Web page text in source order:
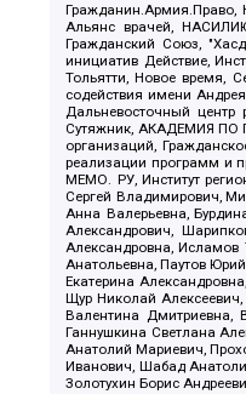
Гражданин.Армия.Право,
Альянс врачей,
Гражданский Союз,
инициатив Действие,
Тольятти, Новое время,
содействия имени
Дальневосточный центр
Сутяжник, АКАДЕМИЯ ПО
организаций,
реализации программ и
МЕМО. РУ, Институт
Сергей Владимирович,
Анна Валерьевна,
Александрович,
Александровна, Исламов
Анатольевна, Паутов
Екатерина
Щур Николай
Валентина Дмитриевна,
Ганнушкина Светлана
Анатолий Мариевич,
Иванович, Шабад
Золотухин Борис